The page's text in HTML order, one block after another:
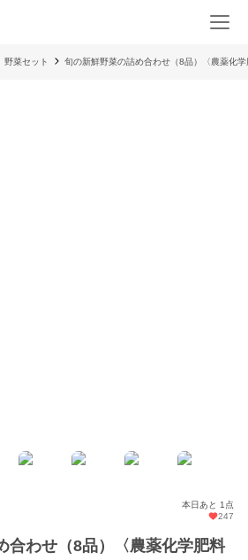
野菜セット 旬の新鮮野菜の詰め合わせ（8品）〈農薬化
本日あと 1点
247
合わせ（8品）〈農薬化学肥料